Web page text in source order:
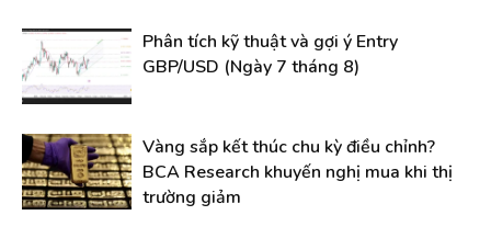
Phân tích kỹ thuật và gợi ý Entry
GBP/USD (Ngày 7 tháng 8)
Vàng sắp kết thúc chu kỳ điều chỉnh?
BCA Research khuyến nghị mua khi thị
trường giảm